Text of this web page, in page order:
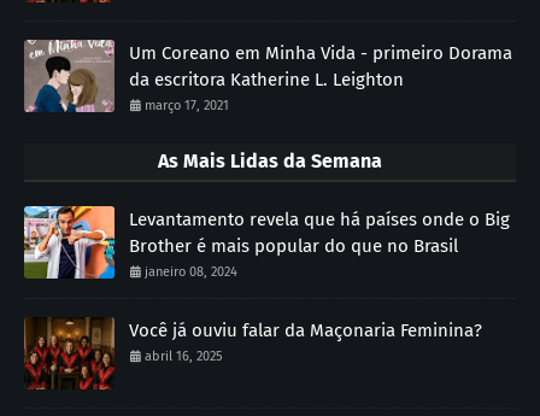
Um Coreano em Minha Vida - primeiro Dorama
da escritora Katherine L. Leighton
março 17, 2021
As Mais Lidas da Semana
Levantamento revela que há países onde o Big
Brother é mais popular do que no Brasil
janeiro 08, 2024
Você já ouviu falar da Maçonaria Feminina?
abril 16, 2025